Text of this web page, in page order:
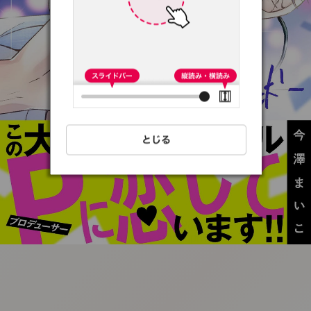
:692.15.691.42:t-
vnqp.lunrzsdszk.vn.oi